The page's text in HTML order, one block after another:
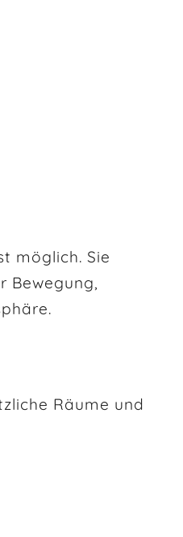
möglich. Sie
Bewegung,
Räume und